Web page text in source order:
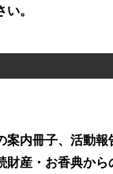
。
案内冊子、活動報
財産・お香典から